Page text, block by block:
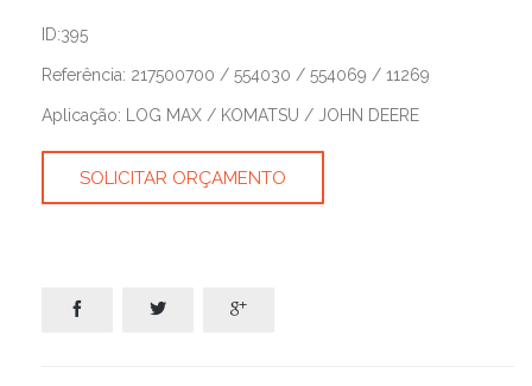
ID:395
Referência: 217500700 / 554030 / 554069 / 11269
Aplicação: LOG MAX / KOMATSU / JOHN DEERE
SOLICITAR ORÇAMENTO
  